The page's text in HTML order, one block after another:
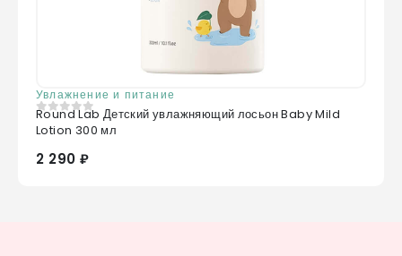
Увлажнение и питание
0из 5
Round Lab Детский увлажняющий лосьон Baby Mild
Lotion 300 мл
2 290 ₽